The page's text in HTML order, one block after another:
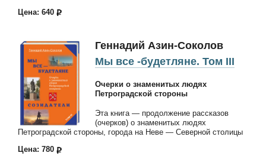
Цена: 640
Геннадий Азин-Соколов
Мы все -будетляне. Том III
Очерки о знаменитых людях
Петроградской стороны
Эта книга — продолжение рассказов
(очерков) о знаменитых людях
Петроградской стороны, города на Неве — Северной столицы
Цена: 780